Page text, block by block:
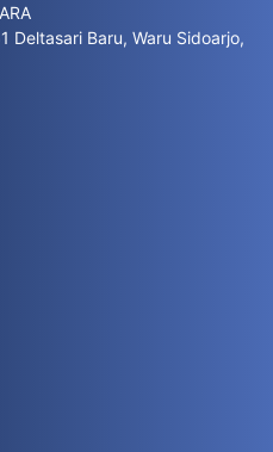
Deltasari Baru, Waru Sidoarjo,